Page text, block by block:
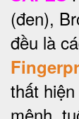
(đen),
đều là
thất
mệnh,